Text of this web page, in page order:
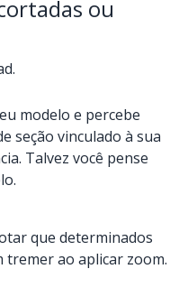
ou
modelo e percebe
seção vinculado à sua
Talvez você pense
que determinados
ao aplicar zoom.